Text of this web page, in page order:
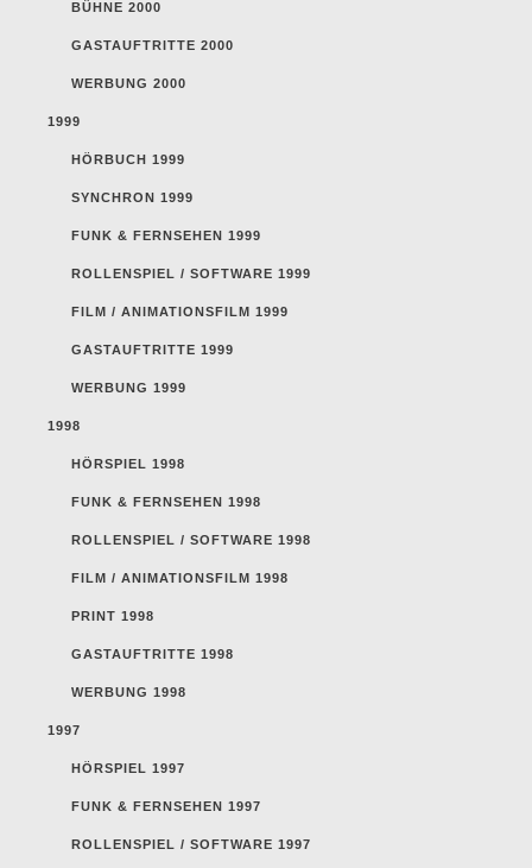
BÜHNE 2000
GASTAUFTRITTE 2000
WERBUNG 2000
1999
HÖRBUCH 1999
SYNCHRON 1999
FUNK & FERNSEHEN 1999
ROLLENSPIEL / SOFTWARE 1999
FILM / ANIMATIONSFILM 1999
GASTAUFTRITTE 1999
WERBUNG 1999
1998
HÖRSPIEL 1998
FUNK & FERNSEHEN 1998
ROLLENSPIEL / SOFTWARE 1998
FILM / ANIMATIONSFILM 1998
PRINT 1998
GASTAUFTRITTE 1998
WERBUNG 1998
1997
HÖRSPIEL 1997
FUNK & FERNSEHEN 1997
ROLLENSPIEL / SOFTWARE 1997